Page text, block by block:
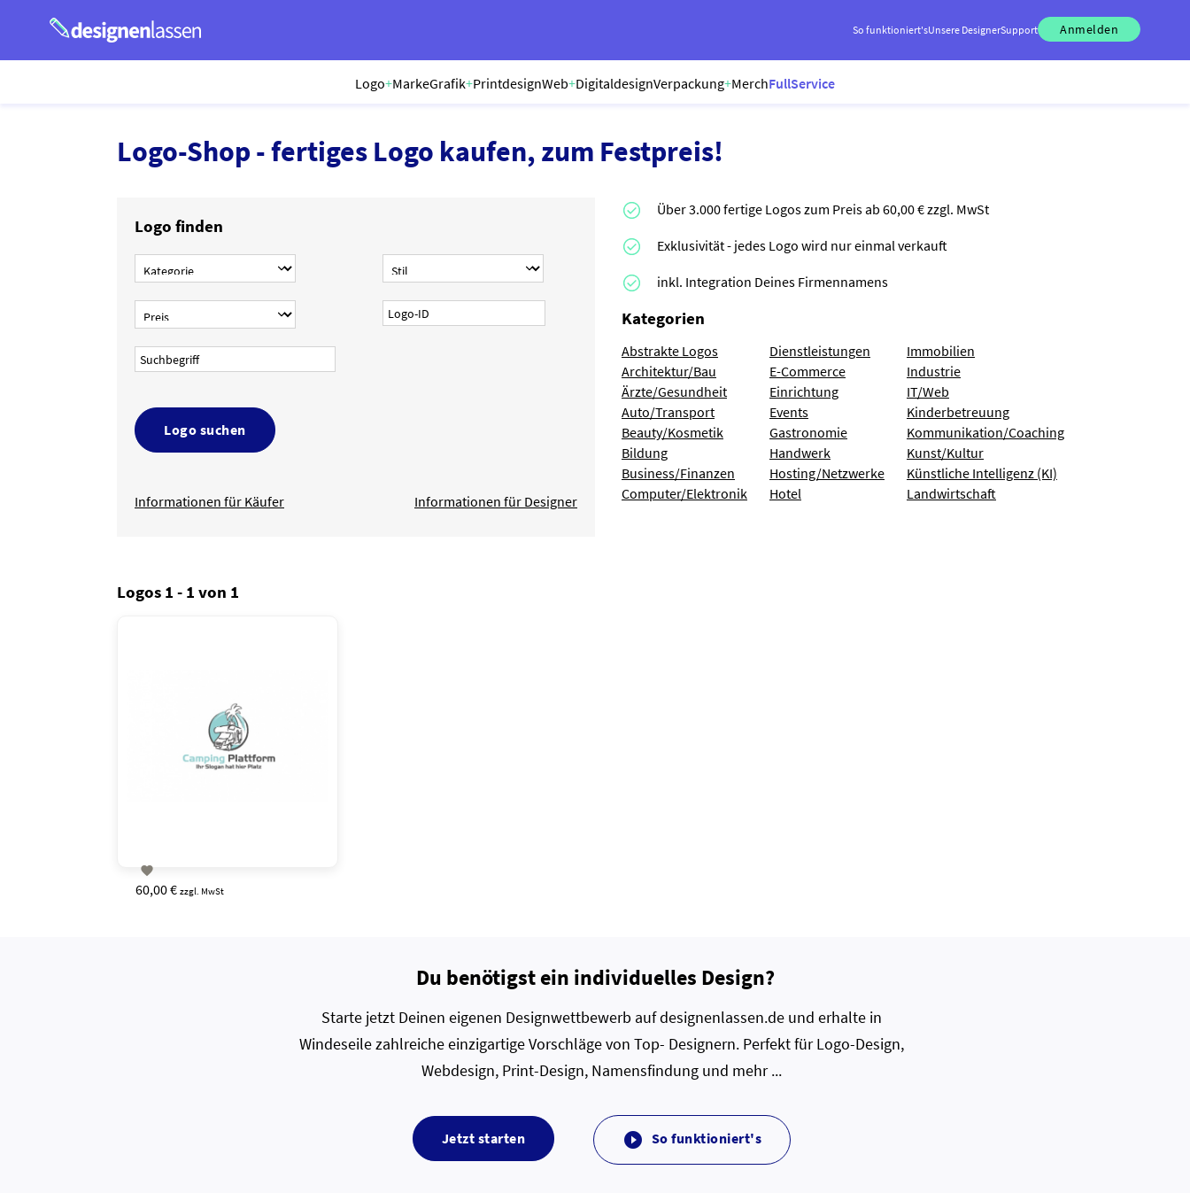
So funktioniert'sUnsere DesignerSupport Anmelden
Logo+MarkeGrafik+PrintdesignWeb+DigitaldesignVerpackung+MerchFullService
Logo-Shop - fertiges Logo kaufen, zum Festpreis!
Logo finden
Logo suchen
Informationen für Käufer Informationen für Designer
Über 3.000 fertige Logos zum Preis ab 60,00 € zzgl. MwSt
Exklusivität - jedes Logo wird nur einmal verkauft
inkl. Integration Deines Firmennamens
Kategorien
Abstrakte Logos
Architektur/Bau
Ärzte/Gesundheit
Auto/Transport
Beauty/Kosmetik
Bildung
Business/Finanzen
Computer/Elektronik
Dienstleistungen
E-Commerce
Einrichtung
Events
Gastronomie
Handwerk
Hosting/Netzwerke
Hotel
Immobilien
Industrie
IT/Web
Kinderbetreuung
Kommunikation/Coaching
Kunst/Kultur
Künstliche Intelligenz (KI)
Landwirtschaft
Logos 1 - 1 von 1

60,00 € zzgl. MwSt
Du benötigst ein individuelles Design?
Starte jetzt Deinen eigenen Designwettbewerb auf designenlassen.de und erhalte in
Windeseile zahlreiche einzigartige Vorschläge von Top- Designern. Perfekt für Logo-Design,
Webdesign, Print-Design, Namensfindung und mehr ...
Jetzt starten  So funktioniert's